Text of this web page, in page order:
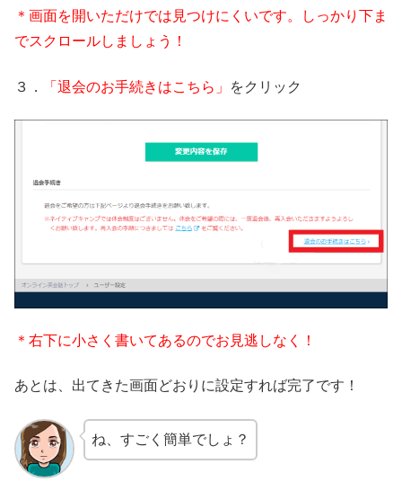
＊画面を開いただけでは見つけにくいです。しっかり下ま
でスクロールしましょう！
３． 「退会のお手続きはこちら」 をクリック
＊右下に小さく書いてあるのでお見逃しなく！
あとは、出てきた画面どおりに設定すれば完了です！
ね、すごく簡単でしょ？